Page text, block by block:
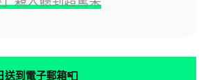
送到電子郵箱📮